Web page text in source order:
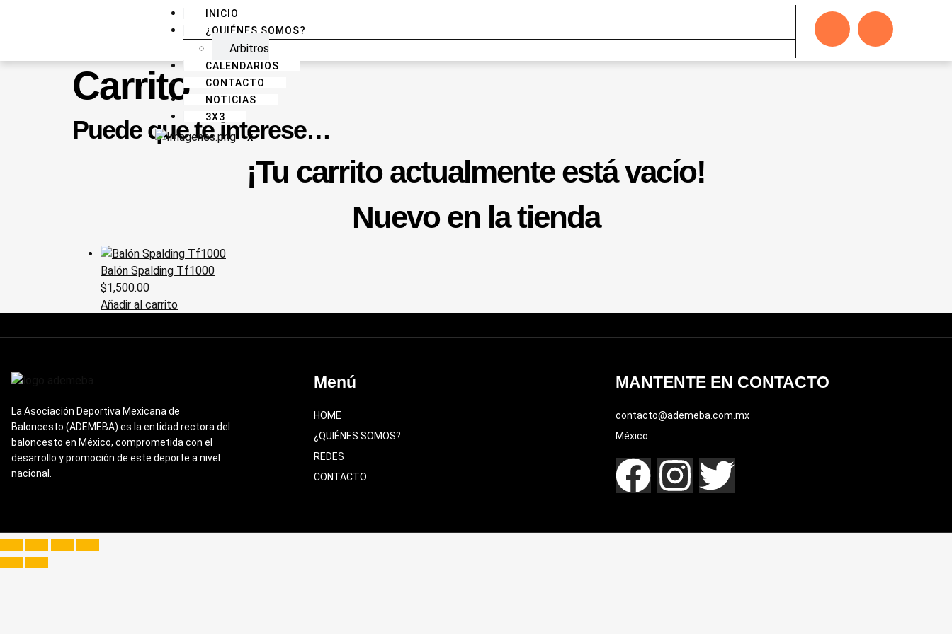
INICIO
¿QUIÉNES SOMOS?
Arbitros
CALENDARIOS
CONTACTO
NOTICIAS
3X3
X
Carrito
Puede que te interese…
¡Tu carrito actualmente está vacío!
Nuevo en la tienda
Balón Spalding Tf1000
$1,500.00
Añadir al carrito
La Asociación Deportiva Mexicana de
Baloncesto (ADEMEBA) es la entidad rectora del
baloncesto en México, comprometida con el
desarrollo y promoción de este deporte a nivel
nacional.
Menú
HOME
¿QUIÉNES SOMOS?
REDES
CONTACTO
MANTENTE EN CONTACTO
contacto@ademeba.com.mx
México